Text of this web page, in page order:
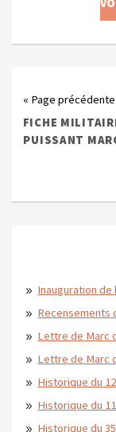
Inauguration de
Recensements
Lettre de Marc
Lettre de Marc
Historique du
Historique du
Historique du
« Page précédente
FICHE
PUISSANT